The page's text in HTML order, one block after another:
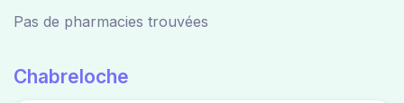
Pas de pharmacies trouvées
Chabreloche